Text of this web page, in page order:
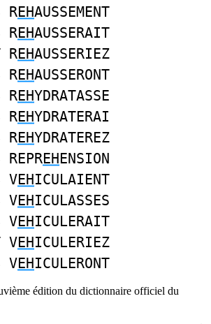
REHAUSSEMENT
REHAUSSERAIT
REHAUSSERIEZ
REHAUSSERONT
REHYDRATASSE
REHYDRATERAI
REHYDRATEREZ
REPREHENSION
VEHICULAIENT
VEHICULASSES
VEHICULERAIT
VEHICULERIEZ
VEHICULERONT
édition du dictionnaire officiel du